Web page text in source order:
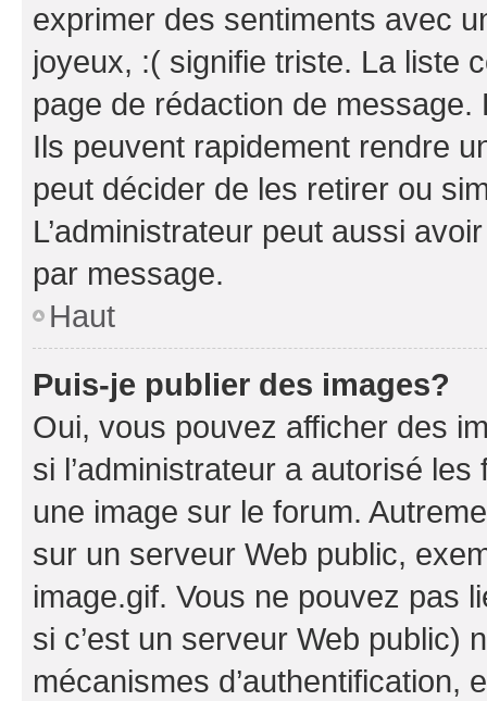
exprimer des sentiments avec
joyeux, :( signifie triste. La liste
page de rédaction de
Ils peuvent rapidement rendre
peut décider de les retirer ou
L’administrateur peut aussi
par message.
Haut
Puis-je publier des images?
Oui, vous pouvez afficher des
si l’administrateur a autorisé
une image sur le forum.
sur un serveur Web public,
image.gif. Vous ne pouvez pas
si c’est un serveur Web public)
mécanismes d’authentification,